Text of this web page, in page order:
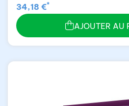
34,18 €*
AJOUTER AU